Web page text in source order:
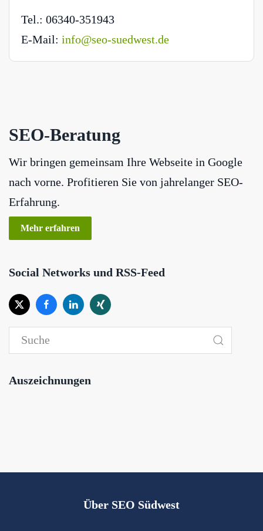
Tel.: 06340-351943
E-Mail: info@seo-suedwest.de
SEO-Beratung
Wir bringen gemeinsam Ihre Webseite in Google
nach vorne. Profitieren Sie von jahrelanger SEO-
Erfahrung.
Mehr erfahren
Social Networks und RSS-Feed
Auszeichnungen
Über SEO Südwest